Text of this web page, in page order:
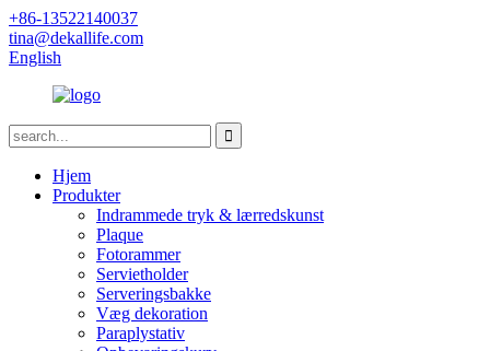
+86-13522140037
tina@dekallife.com
English
Hjem
Produkter
Indrammede tryk & lærredskunst
Plaque
Fotorammer
Servietholder
Serveringsbakke
Væg dekoration
Paraplystativ